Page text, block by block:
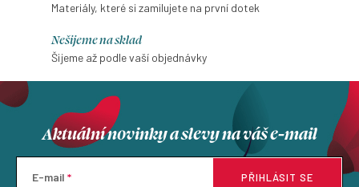
Materiály, které si zamilujete na první dotek
Nešijeme na sklad
Šijeme až podle vaší objednávky
Aktuální novinky a slevy na váš e-mail
E-mail PŘIHLÁSIT SE